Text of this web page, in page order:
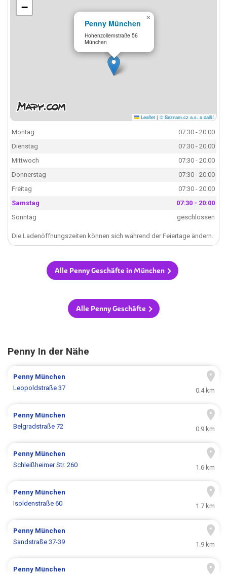
Penny München
Hohenzollernstraße 56
München
×
−
Leaflet | © Seznam.cz a.s. a další
Montag
07:30 - 20:00
Dienstag
07:30 - 20:00
Mittwoch
07:30 - 20:00
Donnerstag
07:30 - 20:00
Freitag
07:30 - 20:00
Samstag
07:30 - 20:00
Sonntag
geschlossen
Die Ladenöffnungszeiten können sich während der Feiertage ändern.
Alle Penny Geschäfte in München
Alle Penny Geschäfte
Penny In der Nähe
Penny München
Leopoldstraße 37
0.4 km
Penny München
Belgradstraße 72
0.9 km
Penny München
Schleißheimer Str. 260
1.6 km
Penny München
Isoldenstraße 60
1.7 km
Penny München
Sandstraße 37-39
1.9 km
Penny München